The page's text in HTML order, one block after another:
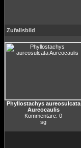
Zufallsbild
Phyllostachys aureosulcata
Aureocaulis
Kommentare: 0
sg